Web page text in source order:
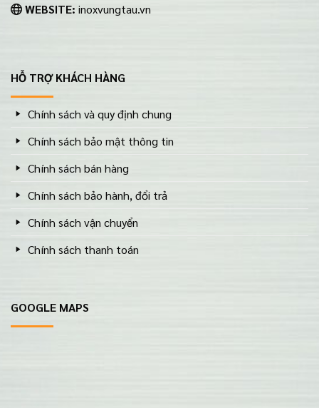
WEBSITE: inoxvungtau.vn
HỖ TRỢ KHÁCH HÀNG
Chính sách và quy định chung
Chính sách bảo mật thông tin
Chính sách bán hàng
Chính sách bảo hành, đổi trả
Chính sách vận chuyển
Chính sách thanh toán
GOOGLE MAPS